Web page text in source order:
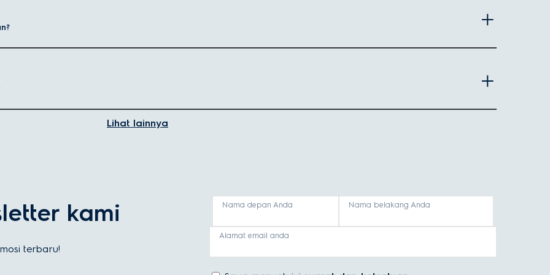
kebutuhan dapur Anda. Berikut fitur utama yang perlu dipertimbangkan:
balon, dan pengaduk memberi fleksibilitas lebih dalam memasak.
dan bobot ringan sangat cocok untuk dapur kecil atau penggunaan yang sering.
Lihat lainnya
kami
terbaru!
Nama depan Anda Nama belakang Anda
Alamat email anda